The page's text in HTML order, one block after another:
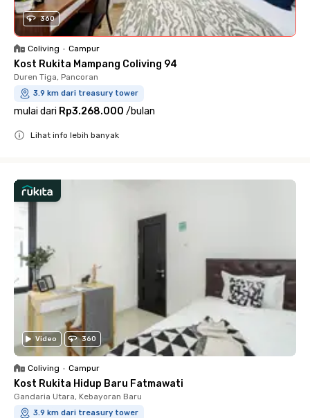
360
Coliving • Campur
Kost Rukita Mampang Coliving 94
Duren Tiga, Pancoran
3.9 km dari treasury tower
mulai dari Rp3.268.000 /bulan
Lihat info lebih banyak
Video 360
Coliving • Campur
Kost Rukita Hidup Baru Fatmawati
Gandaria Utara, Kebayoran Baru
3.9 km dari treasury tower